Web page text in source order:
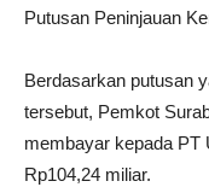
Putusan Peninjauan
Berdasarkan putusan
tersebut, Pemkot
membayar kepada PT
Rp104,24 miliar.